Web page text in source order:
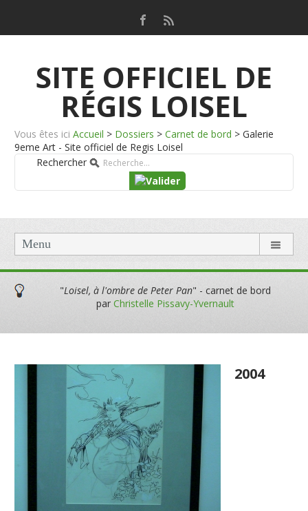
SITE OFFICIEL DE
RÉGIS LOISEL
Vous êtes ici Accueil > Dossiers > Carnet de bord > Galerie
9eme Art - Site officiel de Regis Loisel
Rechercher
Menu
"Loisel, à l'ombre de Peter Pan" - carnet de bord
par Christelle Pissavy-Yvernault
2004